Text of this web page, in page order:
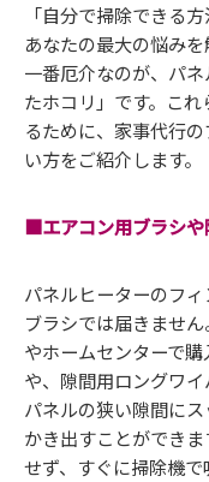
「自分で掃除できる
あなたの最大の悩みを
一番厄介なのが、パ
たホコリ」です。こ
るために、家事代行
い方をご紹介します。
■エアコン用ブラシ
パネルヒーターのフ
ブラシでは届きませ
やホームセンターで
や、隙間用ロングワイ
パネルの狭い隙間に
かき出すことができ
せず、すぐに掃除機で